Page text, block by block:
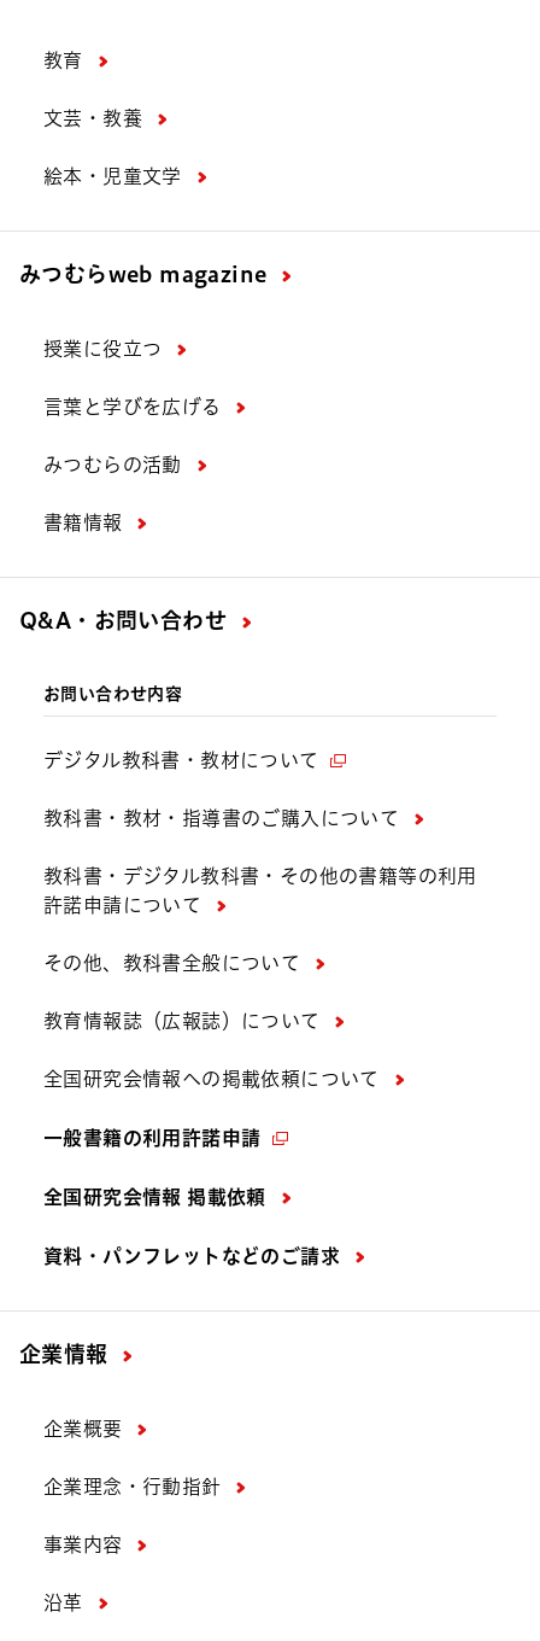
教育
文芸・教養
絵本・児童文学
みつむらweb magazine
授業に役立つ
言葉と学びを広げる
みつむらの活動
書籍情報
Q&A・お問い合わせ
お問い合わせ内容
デジタル教科書・教材について
教科書・教材・指導書のご購入について
教科書・デジタル教科書・その他の書籍等の利用
許諾申請について
その他、教科書全般について
教育情報誌（広報誌）について
全国研究会情報への掲載依頼について
一般書籍の利用許諾申請
全国研究会情報 掲載依頼
資料・パンフレットなどの ご請求
企業情報
企業概要
企業理念・行動指針
事業内容
沿革